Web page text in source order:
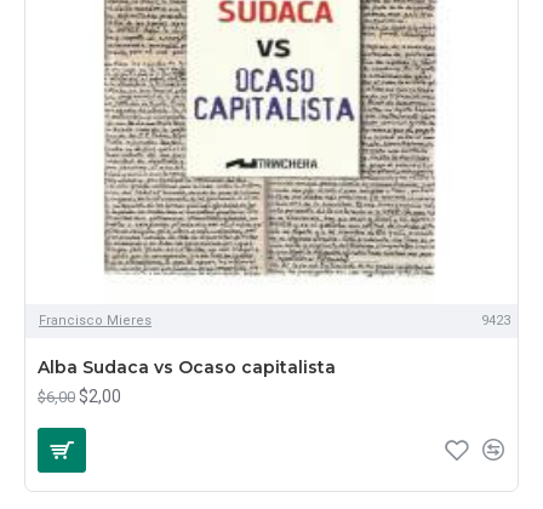
Francisco Mieres 9423
Alba Sudaca vs Ocaso capitalista
$6,00 $2,00